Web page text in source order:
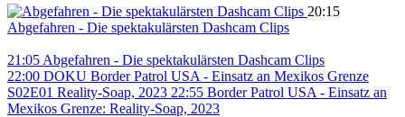
20:15
Abgefahren - Die spektakulärsten Dashcam Clips
21:05 Abgefahren - Die spektakulärsten Dashcam Clips
22:00 DOKU Border Patrol USA - Einsatz an Mexikos Grenze
S02E01 Reality-Soap, 2023 22:55 Border Patrol USA - Einsatz an
Mexikos Grenze: Reality-Soap, 2023